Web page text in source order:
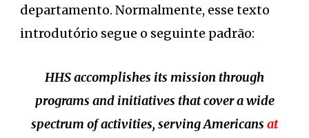
departamento. Normalmente, esse texto
introdutório segue o seguinte padrão:
HHS accomplishes its mission through
programs and initiatives that cover a wide
spectrum of activities, serving Americans at